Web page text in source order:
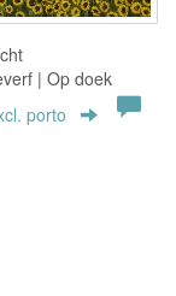
| Op doek
porto